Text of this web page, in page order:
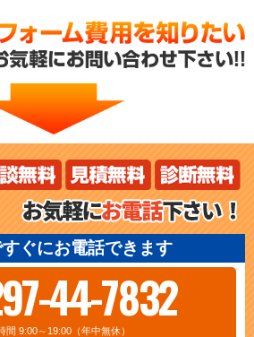
ぐにお電話できます
44-7832
間 9:00～19:00（年中無休）